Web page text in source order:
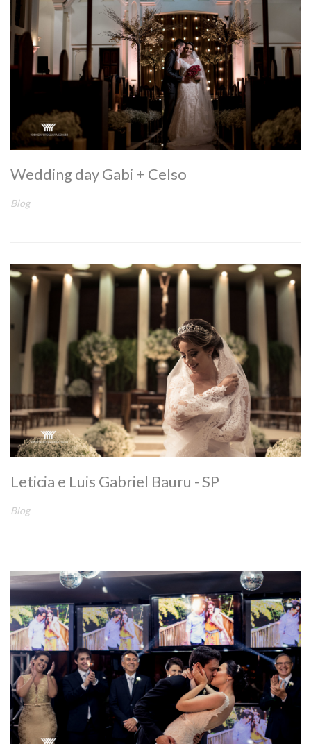
Wedding day Gabi + Celso
Blog
Leticia e Luis Gabriel Bauru - SP
Blog